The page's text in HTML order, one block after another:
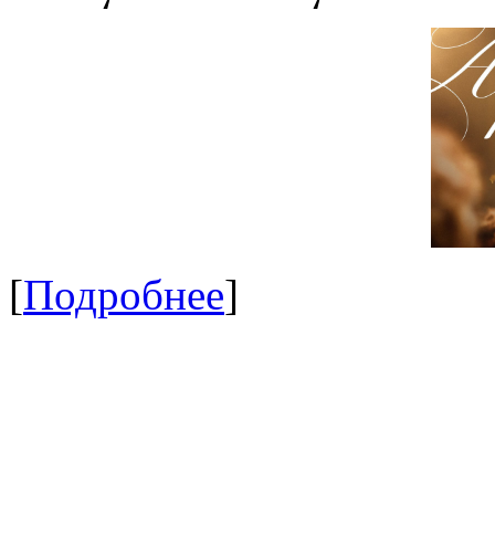
[Подробнее]